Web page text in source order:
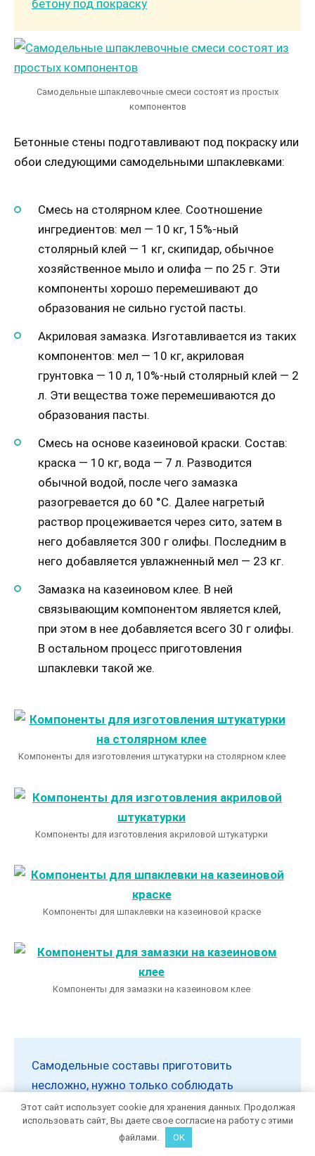
бетону под покраску
Самодельные шпаклевочные смеси состоят из простых
компонентов
Бетонные стены подготавливают под покраску или
обои следующими самодельными шпаклевками:
Смесь на столярном клее. Соотношение
ингредиентов: мел — 10 кг, 15%-ный
столярный клей — 1 кг, скипидар, обычное
хозяйственное мыло и олифа — по 25 г. Эти
компоненты хорошо перемешивают до
образования не сильно густой пасты.
Акриловая замазка. Изготавливается из таких
компонентов: мел — 10 кг, акриловая
грунтовка — 10 л, 10%-ный столярный клей — 2
л. Эти вещества тоже перемешиваются до
образования пасты.
Смесь на основе казеиновой краски. Состав:
краска — 10 кг, вода — 7 л. Разводится
обычной водой, после чего замазка
разогревается до 60 °С. Далее нагретый
раствор процеживается через сито, затем в
него добавляется 300 г олифы. Последним в
него добавляется увлажненный мел — 23 кг.
Замазка на казеиновом клее. В ней
связывающим компонентом является клей,
при этом в нее добавляется всего 30 г олифы.
В остальном процесс приготовления
шпаклевки такой же.
Компоненты для изготовления штукатурки на столярном клее
Компоненты для изготовления акриловой штукатурки
Компоненты для шпаклевки на казеиновой краске
Компоненты для замазки на казеиновом клее
Самодельные составы приготовить
несложно, нужно только соблюдать
пропорции материалов и технологию
приготовления.
Этот сайт использует cookie для хранения данных. Продолжая
использовать сайт, Вы даете свое согласие на работу с этими
файлами.
OK